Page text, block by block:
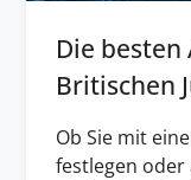
Die
Britischen
Ob Sie mit
festlegen oder